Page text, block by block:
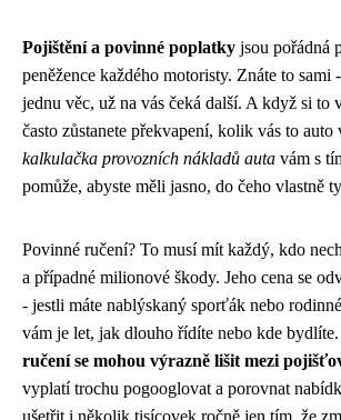
Pojištění a povinné poplatky jsou pořádná
peněžence každého motoristy. Znáte to sami
jednu věc, už na vás čeká další. A když si to
často zůstanete překvapení, kolik vás to auto
kalkulačka provozních nákladů auta vám s
pomůže, abyste měli jasno, do čeho vlastně
Povinné ručení? To musí mít každý, kdo
a případné milionové škody. Jeho cena se
- jestli máte nablýskaný sporťák nebo
vám je let, jak dlouho řídíte nebo kde bydlíte.
ručení se mohou výrazně lišit mezi
vyplatí trochu pogooglovat a porovnat
ušetřit i několik tisícovek ročně jen tím, že